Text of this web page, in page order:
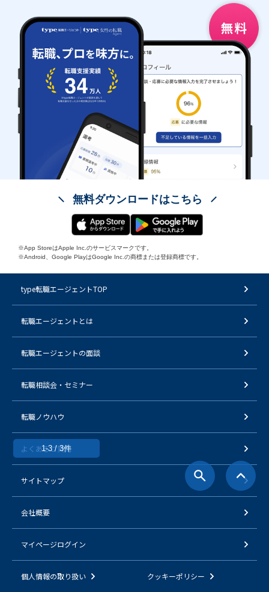
1-3 / 3件
無料ダウンロードはこちら
※App StoreはApple Inc.のサービスマークです。
※Android、Google PlayはGoogle Inc.の商標または登録商標です。
type転職エージェントTOP
転職エージェントとは
転職エージェントの面談
転職相談会・セミナー
転職ノウハウ
よくあるご質問
サイトマップ
会社概要
マイページログイン
個人情報の取り扱い クッキーポリシー